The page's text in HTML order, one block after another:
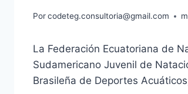
Porcodeteg.consultoria@gmail.com
La Federación Ecuatoriana de
Sudamericano Juvenil de
Brasileña de Deportes